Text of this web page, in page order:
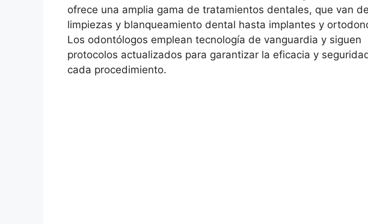
ofrece una amplia gama de tratamientos dentales, que van
limpiezas y blanqueamiento dental hasta implantes y
Los odontólogos emplean tecnología de vanguardia y siguen
protocolos actualizados para garantizar la eficacia y
cada procedimiento.